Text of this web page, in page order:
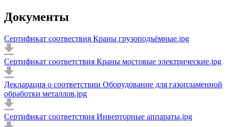
Документы
Сертификат соотвествия Краны грузоподъёмные.jpg
Сертификат соответствия Краны мостовые электрические.jpg
Декларация о соответствии Оборудование для газопламенной
обработки металлов.jpg
Сертификат соответствия Инверторные аппараты.jpg